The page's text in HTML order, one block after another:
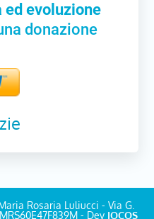
evoluzione
donazione
Rosaria Luliucci - Via G.
- Dev IOCOS